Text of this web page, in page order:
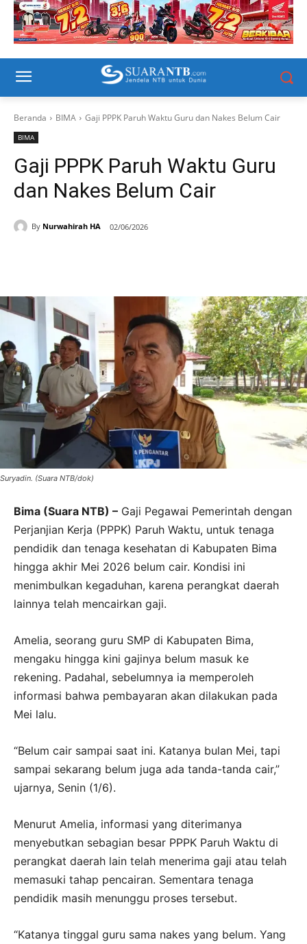
Beranda BIMA Gaji PPPK Paruh Waktu Guru dan Nakes Belum Cair
BIMA
Gaji PPPK Paruh Waktu Guru
dan Nakes Belum Cair
By Nurwahirah HA 02/06/2026
Suryadin. (Suara NTB/dok)
Bima (Suara NTB) – Gaji Pegawai Pemerintah dengan
Perjanjian Kerja (PPPK) Paruh Waktu, untuk tenaga
pendidik dan tenaga kesehatan di Kabupaten Bima
hingga akhir Mei 2026 belum cair. Kondisi ini
menimbulkan kegaduhan, karena perangkat daerah
lainnya telah mencairkan gaji.
Amelia, seorang guru SMP di Kabupaten Bima,
mengaku hingga kini gajinya belum masuk ke
rekening. Padahal, sebelumnya ia memperoleh
informasi bahwa pembayaran akan dilakukan pada
Mei lalu.
“Belum cair sampai saat ini. Katanya bulan Mei, tapi
sampai sekarang belum juga ada tanda-tanda cair,”
ujarnya, Senin (1/6).
Menurut Amelia, informasi yang diterimanya
menyebutkan sebagian besar PPPK Paruh Waktu di
perangkat daerah lain telah menerima gaji atau telah
memasuki tahap pencairan. Sementara tenaga
pendidik masih menunggu proses tersebut.
“Katanya tinggal guru sama nakes yang belum. Yang